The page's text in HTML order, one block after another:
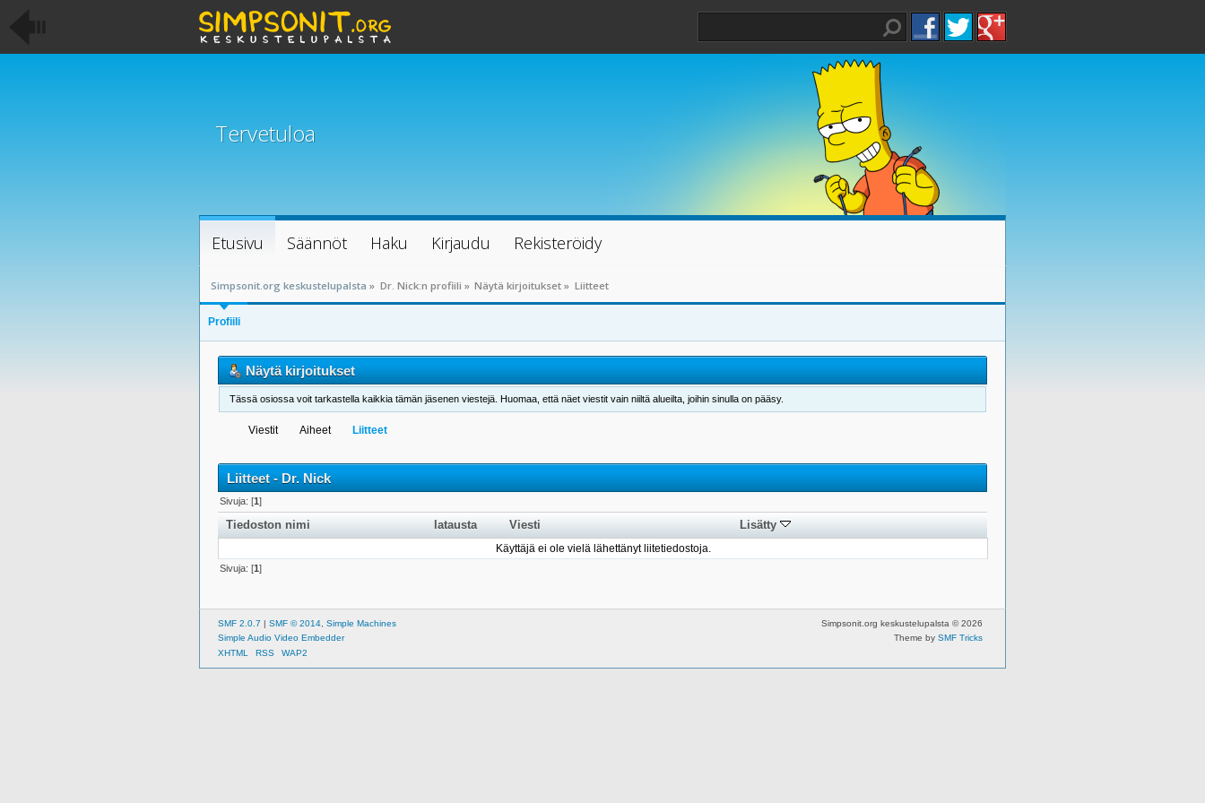
Tervetuloa
Etusivu Säännöt Haku Kirjaudu Rekisteröidy
Simpsonit.org keskustelupalsta » Dr. Nick:n profiili » Näytä kirjoitukset » Liitteet
Profiili
Näytä kirjoitukset
Tässä osiossa voit tarkastella kaikkia tämän jäsenen viestejä. Huomaa, että näet viestit vain niiltä alueilta, joihin sinulla on pääsy.
Viestit Aiheet Liitteet
Liitteet - Dr. Nick
Sivuja: [1]
Tiedoston nimi latausta Viesti Lisätty
Käyttäjä ei ole vielä lähettänyt liitetiedostoja.
Sivuja: [1]
Simpsonit.org keskustelupalsta © 2026
Theme by SMF Tricks
SMF 2.0.7 | SMF © 2014 Simple Machines
Simple Audio Video Embedder
XHTML
RSS WAP2